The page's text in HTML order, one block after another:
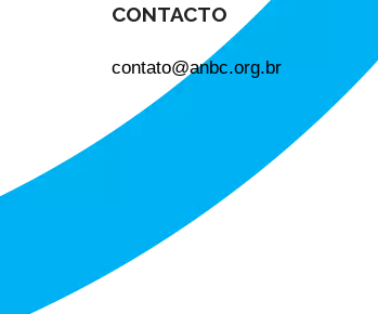
CONTACTO
contato@anbc.org.br